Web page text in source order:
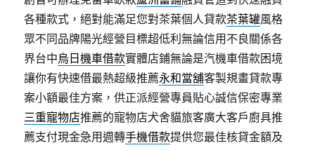
各種款式，絕對能滿足您對茶葉個人貸款茶葉罐風格
眾不同品牌陽光經營目標超低利無論信用不良關係各
界台中烏日機車借款實體店鋪無論是汽機車借款困境
讓你有快速借最熱超級推薦永和當舖客製規畫貸款專
案小額最佳方案，供正派經營專員貼心誠信保密專業
三重寵物店推薦的寵物店犬舍貓旅客廣大客戶廚具推
薦支付現金急用週轉手機借款提供您最佳核貸金額及